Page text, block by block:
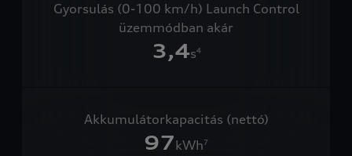
Gyorsulás (0-100 km/h) Launch Control
üzemmódban akár
3,4s4
Akkumulátorkapacitás (nettó)
97kWh7